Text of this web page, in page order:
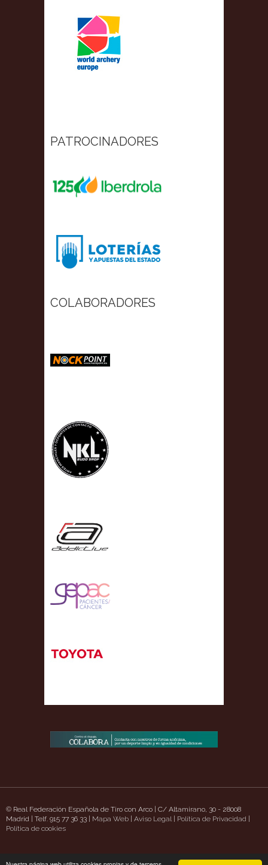
PATROCINADORES
COLABORADORES
© Real Federación Española de Tiro con Arco | C/ Altamirano, 30 - 28008
Madrid | Telf. 915 77 36 33 | Mapa Web Aviso Legal| Política de Privacidad
Política de cookies
https://www.uavpioneers.com/